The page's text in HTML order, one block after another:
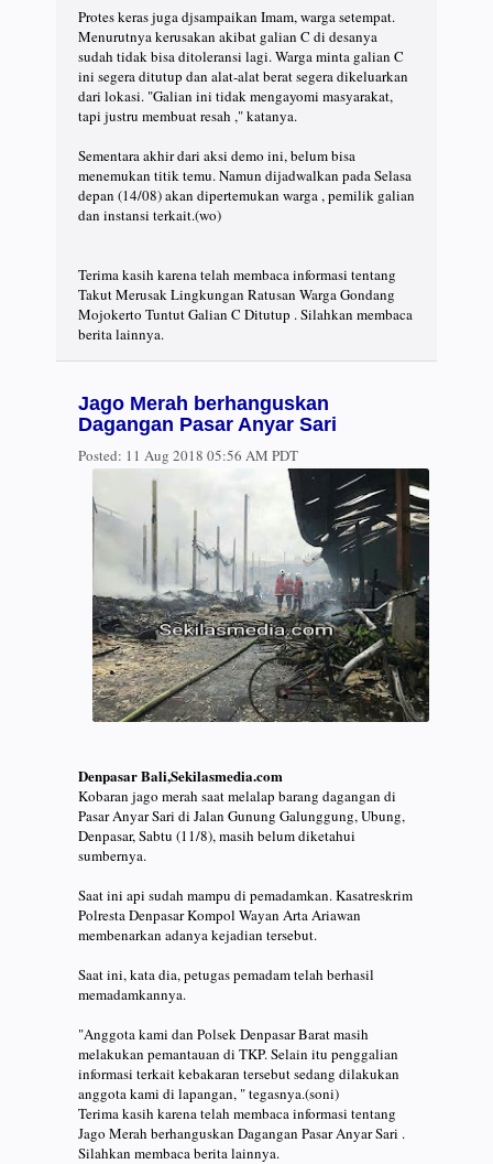
Protes keras juga djsampaikan Imam, warga setempat.
Menurutnya kerusakan akibat galian C di desanya
sudah tidak bisa ditoleransi lagi. Warga minta galian C
ini segera ditutup dan alat-alat berat segera dikeluarkan
dari lokasi. "Galian ini tidak mengayomi masyarakat,
tapi justru membuat resah ," katanya.
Sementara akhir dari aksi demo ini, belum bisa
menemukan titik temu. Namun dijadwalkan pada Selasa
depan (14/08) akan dipertemukan warga , pemilik galian
dan instansi terkait.(wo)
Terima kasih karena telah membaca informasi tentang
Takut Merusak Lingkungan Ratusan Warga Gondang
Mojokerto Tuntut Galian C Ditutup . Silahkan membaca
berita lainnya.
Jago Merah berhanguskan
Dagangan Pasar Anyar Sari
Posted: 11 Aug 2018 05:56 AM PDT
Denpasar Bali,Sekilasmedia.com
Kobaran jago merah saat melalap barang dagangan di
Pasar Anyar Sari di Jalan Gunung Galunggung, Ubung,
Denpasar, Sabtu (11/8), masih belum diketahui
sumbernya.
Saat ini api sudah mampu di pemadamkan. Kasatreskrim
Polresta Denpasar Kompol Wayan Arta Ariawan
membenarkan adanya kejadian tersebut.
Saat ini, kata dia, petugas pemadam telah berhasil
memadamkannya.
"Anggota kami dan Polsek Denpasar Barat masih
melakukan pemantauan di TKP. Selain itu penggalian
informasi terkait kebakaran tersebut sedang dilakukan
anggota kami di lapangan, " tegasnya.(soni)
Terima kasih karena telah membaca informasi tentang
Jago Merah berhanguskan Dagangan Pasar Anyar Sari .
Silahkan membaca berita lainnya.